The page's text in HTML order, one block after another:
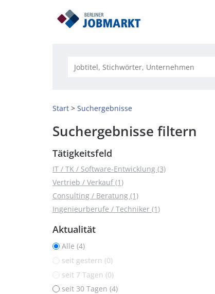
Start Suchergebnisse
Suchergebnisse filtern
Tätigkeitsfeld
IT / TK / Software-Entwicklung (3)
Vertrieb / Verkauf (1)
Consulting / Beratung (1)
Ingenieurberufe / Techniker (1)
Aktualität
Alle (4)
seit gestern (0)
seit 7 Tagen (0)
seit 30 Tagen (4)